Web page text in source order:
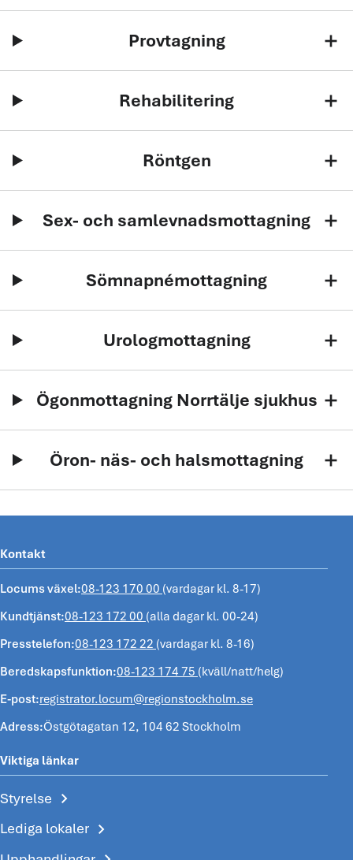
Provtagning add
Rehabilitering add
Röntgen add
Sex- och samlevnadsmottagning add
Sömnapnémottagning add
Urologmottagning add
Ögonmottagning Norrtälje sjukhus add
Öron- näs- och halsmottagning add
Kontakt
Locums växel:08-123 170 00 (vardagar kl. 8-17)
Kundtjänst:08-123 172 00 (alla dagar kl. 00-24)
Presstelefon:08-123 172 22 (vardagar kl. 8-16)
Beredskapsfunktion:08-123 174 75 (kväll/natt/helg)
E-post:registrator.locum@regionstockholm.se
Adress:Östgötagatan 12, 104 62 Stockholm
Viktiga länkar
Styrelse chevron_right
Lediga lokaler chevron_right